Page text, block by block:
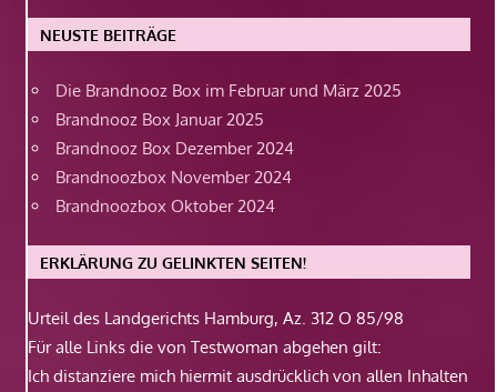
NEUSTE BEITRÄGE
Die Brandnooz Box im Februar und März 2025
Brandnooz Box Januar 2025
Brandnooz Box Dezember 2024
Brandnoozbox November 2024
Brandnoozbox Oktober 2024
ERKLÄRUNG ZU GELINKTEN SEITEN!
Urteil des Landgerichts Hamburg, Az. 312 O 85/98
Für alle Links die von Testwoman abgehen gilt:
Ich distanziere mich hiermit ausdrücklich von allen Inhalten